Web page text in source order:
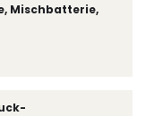
Mischbatterie,